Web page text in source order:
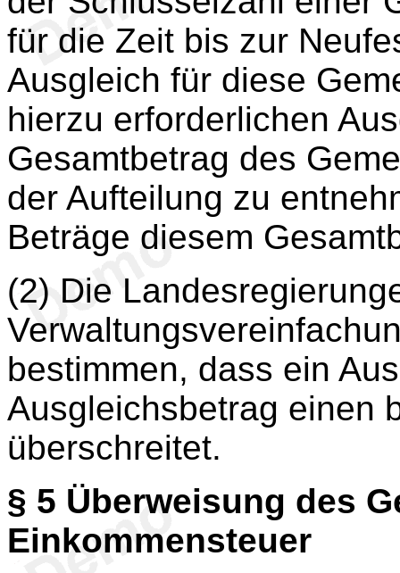
für die Zeit bis zur
Ausgleich für diese
hierzu erforderlichen
Gesamtbetrag des
der Aufteilung zu
Beträge diesem
(2) Die
bestimmen, dass ein
Ausgleichsbetrag einen
überschreitet.
§ 5 Überweisung des
Einkommensteuer